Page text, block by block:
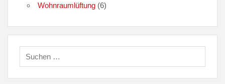
Wohnraumlüftung (6)